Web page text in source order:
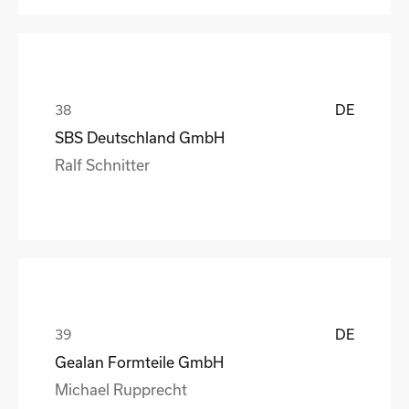
DE
SBS Deutschland GmbH
Ralf Schnitter
DE
Gealan Formteile GmbH
Michael Rupprecht